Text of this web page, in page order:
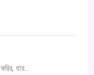
যার...